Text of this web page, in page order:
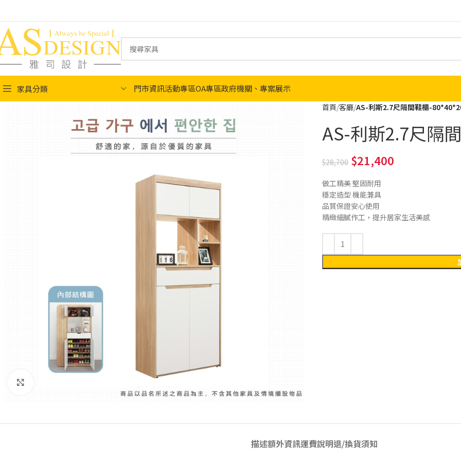
家具分類 門市資訊活動專區OA專區政府機關、專案展示
首頁 客廳 AS-利斯2.7尺隔間鞋櫃-
AS-利斯2.7尺隔
28,700 21,400
做工精美 堅固耐用
穩定造型 機能兼具
品質保證安心使用
精緻細膩作工，提升居家生活美感
描述額外資訊運費說明退/換貨須知